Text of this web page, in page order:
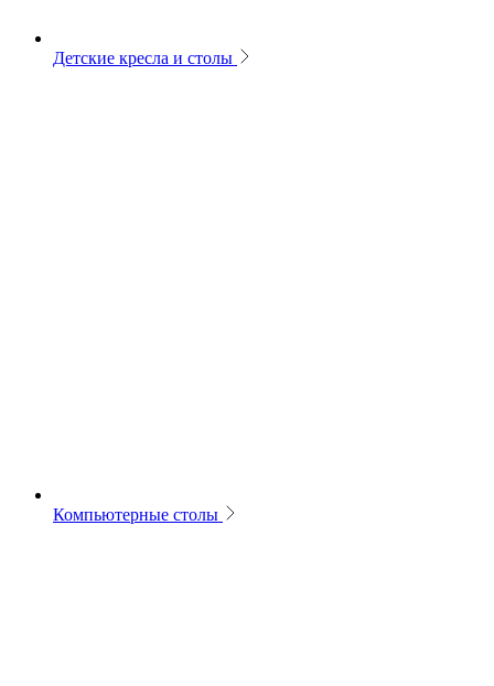
Детские кресла и столы
Компьютерные столы